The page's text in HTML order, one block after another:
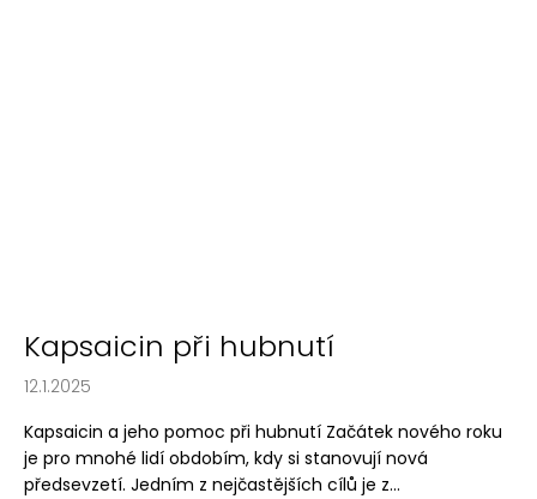
Kapsaicin při hubnutí
12.1.2025
Kapsaicin a jeho pomoc při hubnutí Začátek nového roku
je pro mnohé lidí obdobím, kdy si stanovují nová
předsevzetí. Jedním z nejčastějších cílů je z...